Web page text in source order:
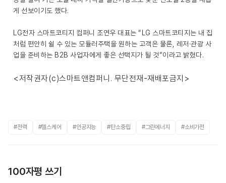
게 선보이기도 했다.
LG전자 스마트코티지 컴퍼니 조연우 대표는 “LG 스마트코티지는 내 집
처럼 편안히 쉴 수 있는 모듈러주택을 원하는 고객은 물론, 레저·관광 사
업을 준비하는 B2B 사업자에게 좋은 선택지가 될 것”이라고 밝혔다.
<저작권자(c)스마트앤컴퍼니. 무단전재-재배포금지>
#전력 #헬스케어 #인공지능 #탄소중립 #그린에너지 #소비가전
100자평 쓰기